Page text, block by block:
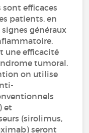
efficaces
patients, en
généraux
une efficacité
tumoral.
on utilise
et
(sirolimus,
seront